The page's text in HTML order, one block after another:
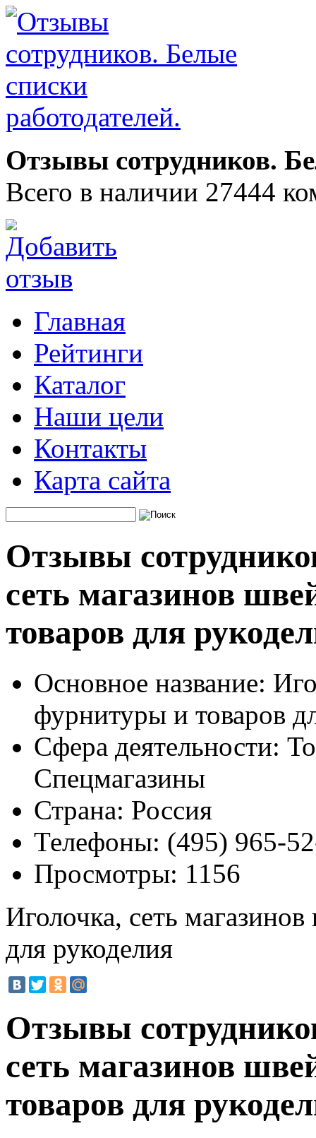
Отзывы сотрудников.
Всего в наличии 27444
Главная
Рейтинги
Каталог
Наши цели
Контакты
Карта сайта
Отзывы
сеть магазинов
товаров для
Основное название:
фурнитуры и товаров
Сфера деятельности:
Спецмагазины
Страна: Россия
Телефоны: (495) 965-
Просмотры: 1156
Иголочка, сеть
для рукоделия
Отзывы
сеть магазинов
товаров для